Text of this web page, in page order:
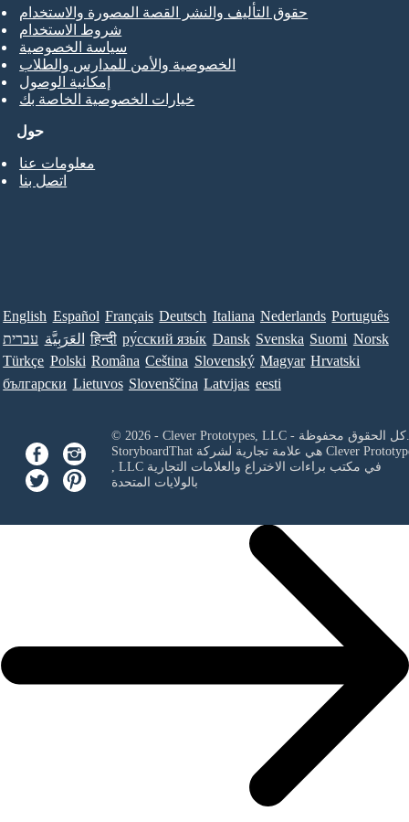
حول
معلومات عنا
اتصل بنا
حقوق التأليف والنشر القصة المصورة والاستخدام
شروط الاستخدام
سياسة الخصوصية
الخصوصية والأمن للمدارس والطلاب
إمكانية الوصول
خيارات الخصوصية الخاصة بك
English Español Français Deutsch Italiana Nederlands Português
עברית العَرَبِيَّة हिन्दी ру́сский язы́к Dansk Svenska Suomi Norsk
Türkçe Polski Româna Ceština Slovenský Magyar Hrvatski
български Lietuvos Slovenščina Latvijas eesti
© 2026 - Clever Prototypes, LLC - كل الحقوق محفوظة.
StoryboardThat هي علامة تجارية لشركة Clever
, LLCفي مكتب براءات الاختراع والعلامات التجارية
بالولايات المتحدة